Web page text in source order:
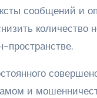
сообщений и
пространстве.
и